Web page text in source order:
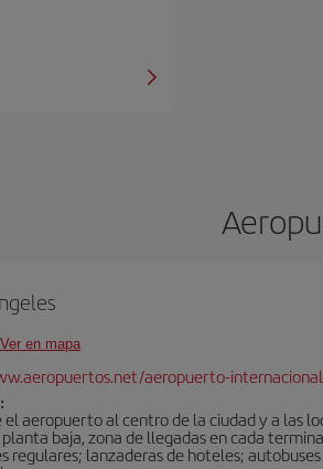
Ver en mapa
aeropuerto-
el aeropuerto al centro de la ciudad y a las
baja, zona de llegadas en cada
regulares; lanzaderas de hoteles;